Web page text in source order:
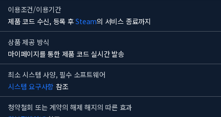
이용조건/이용기간
제품 코드 수신, 등록 후Steam의 서비스 종료까지
상품 제공 방식
마이페이지를 통한 제품 코드 실시간 발송
최소 시스템 사양, 필수 소프트웨어
시스템 요구사항 참조
청약철회 또는 계약의 해제 해지의 따른 효과